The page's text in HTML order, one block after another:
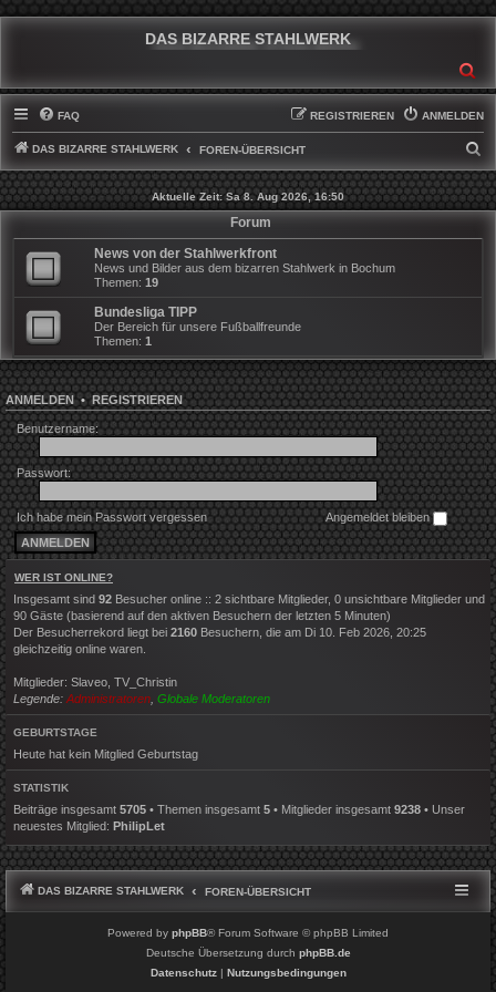
DAS BIZARRE STAHLWERK
FAQ ANMELDEN
REGISTRIEREN
DAS BIZARRE STAHLWERK FOREN-ÜBERSICHT
U
C
Aktuelle Zeit: Sa 8. Aug 2026, 16:50
Forum
News von der Stahlwerkfront
News und Bilder aus dem bizarren Stahlwerk in Bochum
Themen: 19
Bundesliga TIPP
Der Bereich für unsere Fußballfreunde
Themen: 1
ANMELDEN•REGISTRIEREN
Benutzername:
Passwort:
Ich habe mein Passwort vergessen Angemeldet bleiben
WER IST ONLINE?
Insgesamt sind 92 Besucher online :: 2 sichtbare Mitglieder, 0 unsichtbare Mitglieder und
90 Gäste (basierend auf den aktiven Besuchern der letzten 5 Minuten)
Der Besucherrekord liegt bei 2160 Besuchern, die am Di 10. Feb 2026, 20:25
gleichzeitig online waren.
Mitglieder: Slaveo TV_Christin
Legende: Administratoren Globale Moderatoren
GEBURTSTAGE
Heute hat kein Mitglied Geburtstag
STATISTIK
Beiträge insgesamt 5705 • Themen insgesamt 5 • Mitglieder insgesamt 9238 • Unser
neuestes Mitglied: PhilipLet
DAS BIZARRE STAHLWERK FOREN-ÜBERSICHT
Powered by phpBB® Forum Software © phpBB Limited
Deutsche Übersetzung durch phpBB.de
Datenschutz| Nutzungsbedingungen